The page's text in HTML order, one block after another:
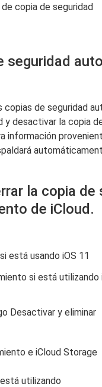
copia de seguridad
seguridad
de seguridad
desactivar la copia
información
la copia de
de iCloud.
está usando iOS 11
si está utilizando
Desactivar y eliminar
e iCloud Storage
utilizando